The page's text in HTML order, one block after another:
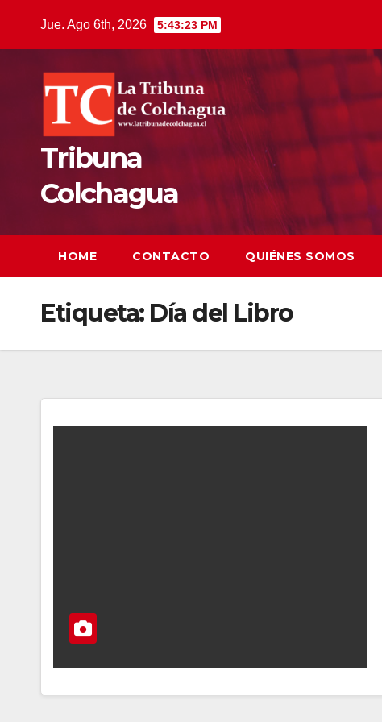
Jue. Ago 6th, 2026 5:43:23 PM
Tribuna
Colchagua
HOME CONTACTO QUIÉNES SOMOS
Etiqueta: Día del Libro